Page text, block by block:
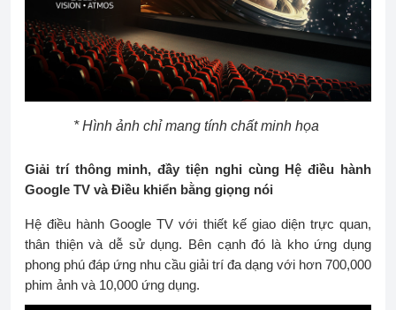
* Hình ảnh chỉ mang tính chất minh họa
Giải trí thông minh, đầy tiện nghi cùng Hệ điều hành
Google TV và Điều khiển bằng giọng nói
Hệ điều hành Google TV với thiết kế giao diện trực quan,
thân thiện và dễ sử dụng. Bên cạnh đó là kho ứng dụng
phong phú đáp ứng nhu cầu giải trí đa dạng với hơn 700,000
phim ảnh và 10,000 ứng dụng.